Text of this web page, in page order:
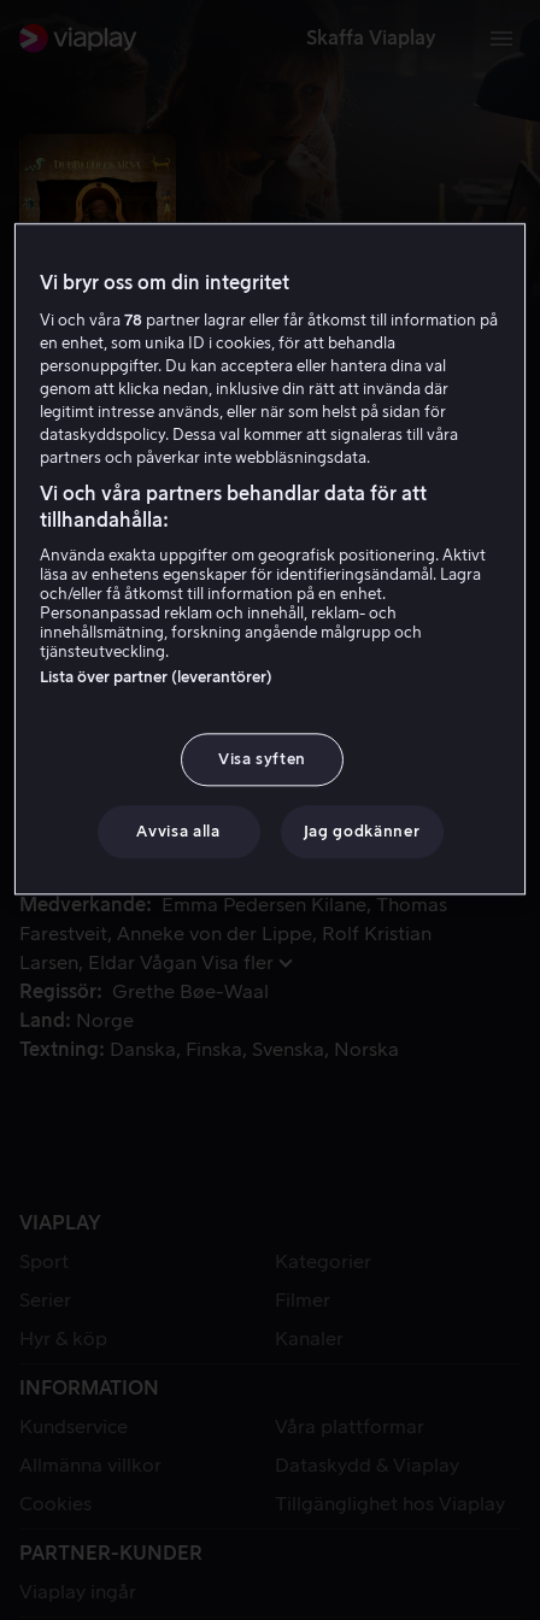
Skaffa Viaplay
Operation mumie
Kriminaldrama Familjefilm
7 år
HD
Hyr 49 kr
När det kommer en egyptisk utställning till Elvestad
När det kommer en egyptisk utställning till Elvestad
sker en rad oförklarliga olyckor bland de som jobbar på
drabbat museet.
Medverkande Emma Pedersen Kilane
Thomas
Farestveit
Anneke von der Lippe
Rolf Kristian
Larsen
Eldar Vågan Visa fler
Regissör
Grethe Bøe-Waal
Land
Norge
Textning
Danska Finska Svenska Norska
VIAPLAY
Sport
Kategorier
Serier
Filmer
Hyr & köp
Kanaler
INFORMATION
Kundservice
Våra plattformar
Allmänna villkor
Dataskydd & Viaplay
Cookies
Tillgänglighet hos Viaplay
PARTNER-KUNDER
Viaplay ingår
Vi bryr oss om din integritet
Vi och våra78 partner lagrar eller får åtkomst till information på
en enhet, som unika ID i cookies, för att behandla
personuppgifter. Du kan acceptera eller hantera dina val
genom att klicka nedan, inklusive din rätt att invända där
legitimt intresse används, eller när som helst på sidan för
dataskyddspolicy. Dessa val kommer att signaleras till våra
partners och påverkar inte webbläsningsdata.
Vi och våra partners behandlar data för att
tillhandahålla:
Använda exakta uppgifter om geografisk positionering. Aktivt
läsa av enhetens egenskaper för identifieringsändamål. Lagra
och/eller få åtkomst till information på en enhet.
Personanpassad reklam och innehåll, reklam- och
innehållsmätning, forskning angående målgrupp och
tjänsteutveckling.
Lista över partner (leverantörer)
Visa syften
Avvisa alla Jag godkänner